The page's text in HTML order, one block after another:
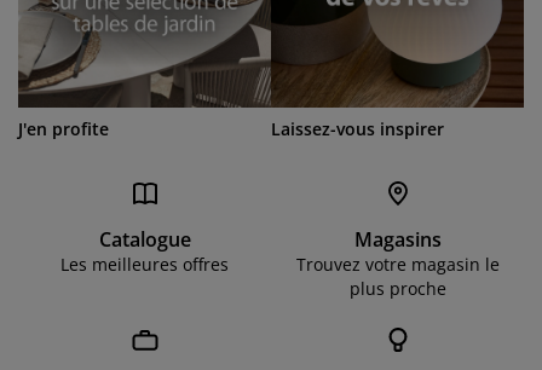
J'en profite Laissez-vous inspirer
Catalogue
Les meilleures offres
Magasins
Trouvez votre magasin le
plus proche